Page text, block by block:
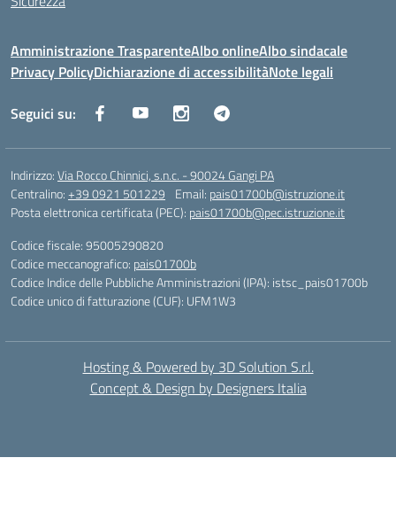
Amministrazione TrasparenteAlbo onlineAlbo sindacale
Privacy PolicyDichiarazione di accessibilitàNote legali
Seguici su:
Indirizzo:Via Rocco Chinnici, s.n.c. - 90024 Gangi PA
Centralino:+39 0921 501229 Email: pais01700b@istruzione.it
Posta elettronica certificata (PEC): pais01700b@pec.istruzione.it
Codice fiscale: 95005290820
Codice meccanografico: pais01700b
Codice Indice delle Pubbliche Amministrazioni (IPA): istsc_pais01700b
Codice unico di fatturazione (CUF): UFM1W3
Hosting & Powered by 3D Solution S.r.l.
Concept & Design by Designers Italia